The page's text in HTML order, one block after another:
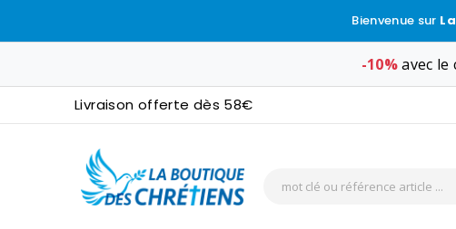
Bienvenue sur
-10%avec le
Livraison offerte dès 58€